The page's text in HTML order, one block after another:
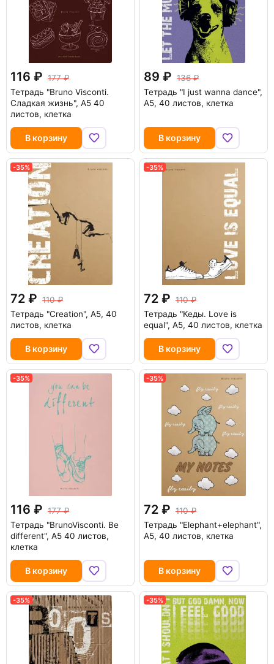
116
177
Тетрадь "Bruno Visconti.
Сладкая жизнь", А5 40
листов, клетка
В корзину
89
136
Тетрадь "I just wanna dance",
А5, 40 листов, клетка
В корзину
-35%
72
110
Тетрадь "Creation", А5, 40
листов, клетка
В корзину
-35%
72
110
Тетрадь "Кеды. Love is
equal", А5, 40 листов, клетка
В корзину
-35%
116
177
Тетрадь "BrunoVisconti. Be
different", А5 40 листов,
клетка
В корзину
-35%
72
110
Тетрадь "Elephant+elephant",
А5, 40 листов, клетка
В корзину
-35% -35%